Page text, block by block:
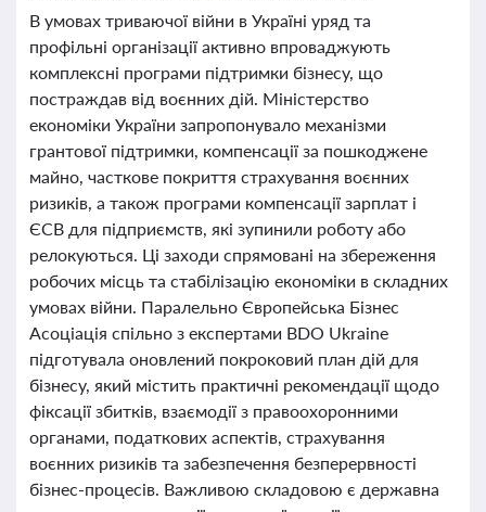
В умовах триваючої війни в Україні уряд та
профільні організації активно впроваджують
комплексні програми підтримки бізнесу, що
постраждав від воєнних дій. Міністерство
економіки України запропонувало механізми
грантової підтримки, компенсації за пошкоджене
майно, часткове покриття страхування воєнних
ризиків, а також програми компенсації зарплат і
ЄСВ для підприємств, які зупинили роботу або
релокуються. Ці заходи спрямовані на збереження
робочих місць та стабілізацію економіки в складних
умовах війни. Паралельно Європейська Бізнес
Асоціація спільно з експертами BDO Ukraine
підготувала оновлений покроковий план дій для
бізнесу, який містить практичні рекомендації щодо
фіксації збитків, взаємодії з правоохоронними
органами, податкових аспектів, страхування
воєнних ризиків та забезпечення безперервності
бізнес-процесів. Важливою складовою є державна